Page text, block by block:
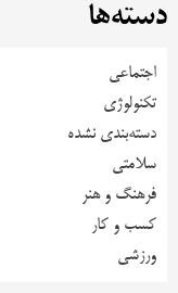
دسته‌ها
اجتماعی
تکنولوژی
دسته‌بندی نشده
سلامتی
فرهنگ و هنر
کسب و کار
ورزشی